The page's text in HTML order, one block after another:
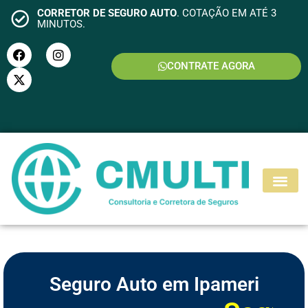
CORRETOR DE SEGURO AUTO. COTAÇÃO EM ATÉ 3
MINUTOS.
CONTRATE AGORA
SEGURO MOTO
Seguro Auto em Ipameri